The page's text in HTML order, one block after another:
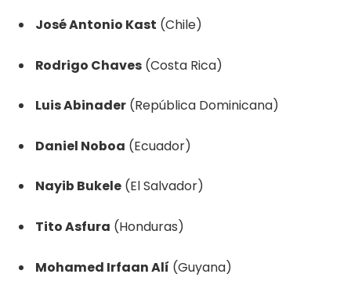
José Antonio Kast (Chile)
Rodrigo Chaves (Costa Rica)
Luis Abinader (República Dominicana)
Daniel Noboa (Ecuador)
Nayib Bukele (El Salvador)
Tito Asfura (Honduras)
Mohamed Irfaan Alí (Guyana)